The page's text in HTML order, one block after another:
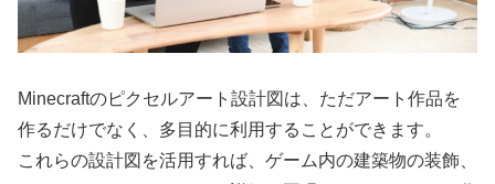
Minecraftのピクセルアート設計図は、ただアート作品を
作るだけでなく、多目的に利用することができます。
これらの設計図を活用すれば、ゲーム内の建築物の装飾、